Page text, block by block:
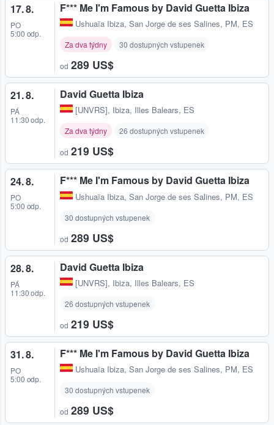
17. 8.
PO
5:00 odp.
F*** Me I'm Famous by David Guetta Ibiza
Ushuaïa Ibiza, San Jorge de ses Salines, PM, ES
Za dva týdny 30 dostupných vstupenek
od 289 US$
21. 8.
PÁ
11:30 odp.
David Guetta Ibiza
[UNVRS], Ibiza, Illes Balears, ES
Za dva týdny 26 dostupných vstupenek
od 219 US$
24. 8.
PO
5:00 odp.
F*** Me I'm Famous by David Guetta Ibiza
Ushuaïa Ibiza, San Jorge de ses Salines, PM, ES
30 dostupných vstupenek
od 289 US$
28. 8.
PÁ
11:30 odp.
David Guetta Ibiza
[UNVRS], Ibiza, Illes Balears, ES
26 dostupných vstupenek
od 219 US$
31. 8.
PO
5:00 odp.
F*** Me I'm Famous by David Guetta Ibiza
Ushuaïa Ibiza, San Jorge de ses Salines, PM, ES
30 dostupných vstupenek
od 289 US$